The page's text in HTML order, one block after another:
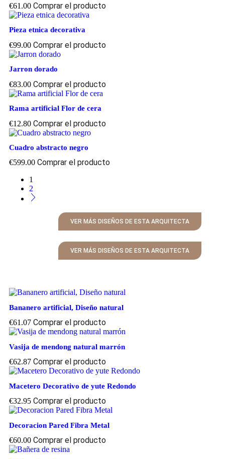
€61.00 Comprar el producto
Pieza etnica decorativa
€99.00 Comprar el producto
Jarron dorado
€83.00 Comprar el producto
Rama artificial Flor de cera
€12.80 Comprar el producto
Cuadro abstracto negro
€599.00 Comprar el producto
1
2
VER MÁS DISEÑOS DE ESTA ARQUITECTA
VER MÁS DISEÑOS DE ESTA ARQUITECTA
Bananero artificial, Diseño natural
€61.07 Comprar el producto
Vasija de mendong natural marrón
€62.87 Comprar el producto
Macetero Decorativo de yute Redondo
€32.95 Comprar el producto
Decoracion Pared Fibra Metal
€60.00 Comprar el producto